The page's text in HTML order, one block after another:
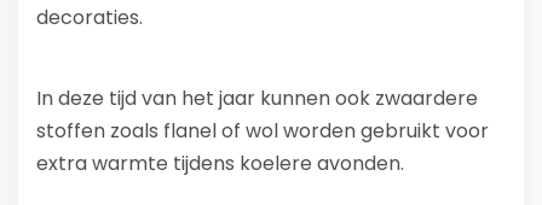
decoraties.
In deze tijd van het jaar kunnen ook zwaardere
stoffen zoals flanel of wol worden gebruikt voor
extra warmte tijdens koelere avonden.